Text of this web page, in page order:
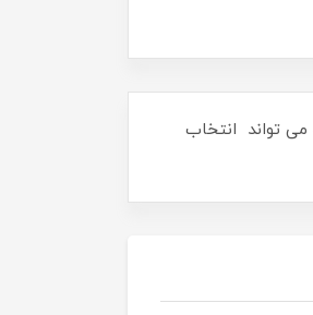
تواند انتخاب